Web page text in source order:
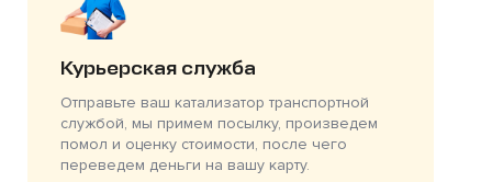
Курьерская служба
Отправьте ваш катализатор транспортной
службой, мы примем посылку, произведем
помол и оценку стоимости, после чего
переведем деньги на вашу карту.